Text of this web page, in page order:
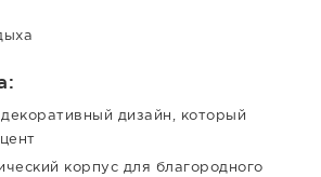
дизайн, который
корпус для благородного